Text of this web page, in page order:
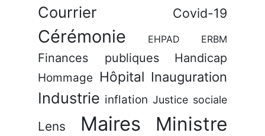
Courrier Covid-19
Cérémonie EHPAD ERBM
Finances publiques Handicap
Hommage Hôpital Inauguration
Industrie inflation Justice sociale
Lens Maires Ministre